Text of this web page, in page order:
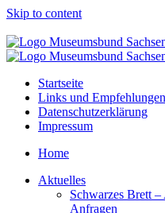
Skip to content
Startseite
Links und Empfehlungen
Datenschutzerklärung
Impressum
Home
Aktuelles
Schwarzes Brett
Anfragen